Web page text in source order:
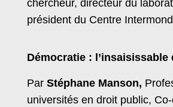
chercheur, directeur du
président du Centre
Démocratie : l’insaisissable
Par Stéphane Manson,
universités en droit public,